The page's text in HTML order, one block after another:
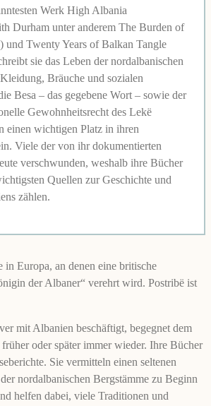
Werk High Albania
Durham unter anderem The Burden of
und Twenty Years of Balkan Tangle
sie das Leben der nordalbanischen
Bräuche und sozialen
Besa – das gegebene Wort – sowie der
Gewohnheitsrecht des Lekë
einen wichtigen Platz in ihren
Viele der von ihr dokumentierten
verschwunden, weshalb ihre Bücher
Quellen zur Geschichte und
zählen.
Europa, an denen eine britische
der Albaner“ verehrt wird. Postribë ist
mit Albanien beschäftigt, begegnet dem
oder später immer wieder. Ihre Bücher
Sie vermitteln einen seltenen
nordalbanischen Bergstämme zu Beginn
helfen dabei, viele Traditionen und